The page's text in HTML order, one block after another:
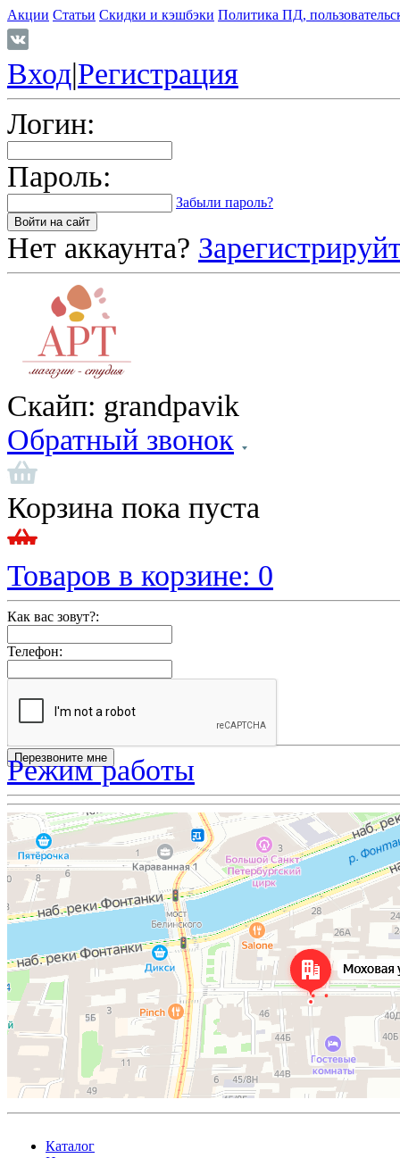
Акции Статьи Скидки и кэшбэки Политика ПД,
Вход|Регистрация
Логин:
Пароль:
Забыли пароль?
Нет аккаунта?
Скайп: grandpavik
Обратный звонок
Корзина пока пуста
Товаров в корзине: 0
Как вас зовут?:
Телефон:
Режим работы
Каталог